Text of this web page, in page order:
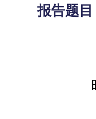
报告题